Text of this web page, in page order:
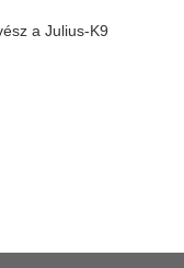
a Julius-K9